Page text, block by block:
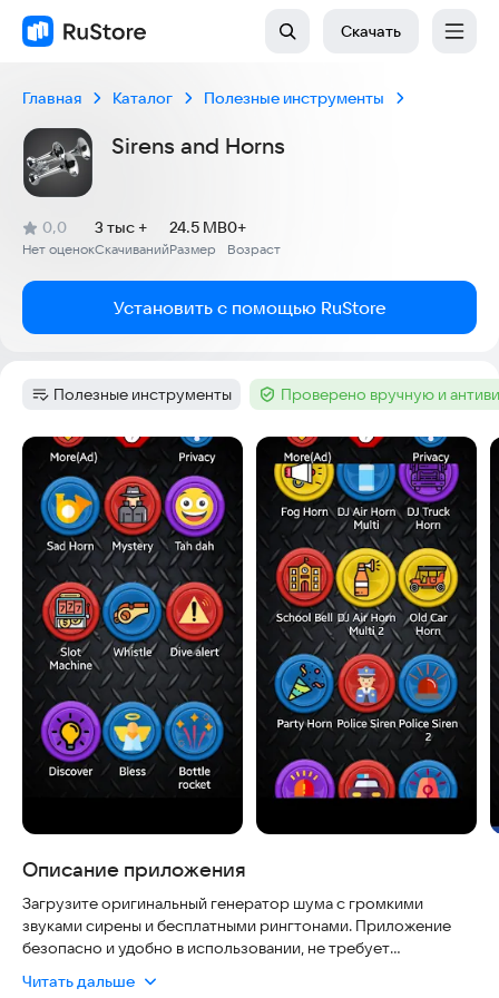
Скачать
Главная Каталог Полезные инструменты
Sirens and Horns
Рейтинг:
0,0
(
Нет оценок
)
Скачиваний
3 тыс +
Размер
24.5 MB
Возраст
0+
Установить с помощью RuStore
Категория:
Полезные инструменты Тег :Проверено вручную и
Скриншоты
Описание приложения
Загрузите оригинальный генератор шума с громкими
звуками сирены и бесплатными рингтонами. Приложение
безопасно и удобно в использовании, не требует
большинством современных устройств. Оно подходит для
Читать дальше